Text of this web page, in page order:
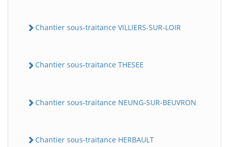
Chantier sous-traitance VILLIERS-SUR-LOIR
Chantier sous-traitance THESEE
Chantier sous-traitance NEUNG-SUR-BEUVRON
Chantier sous-traitance HERBAULT